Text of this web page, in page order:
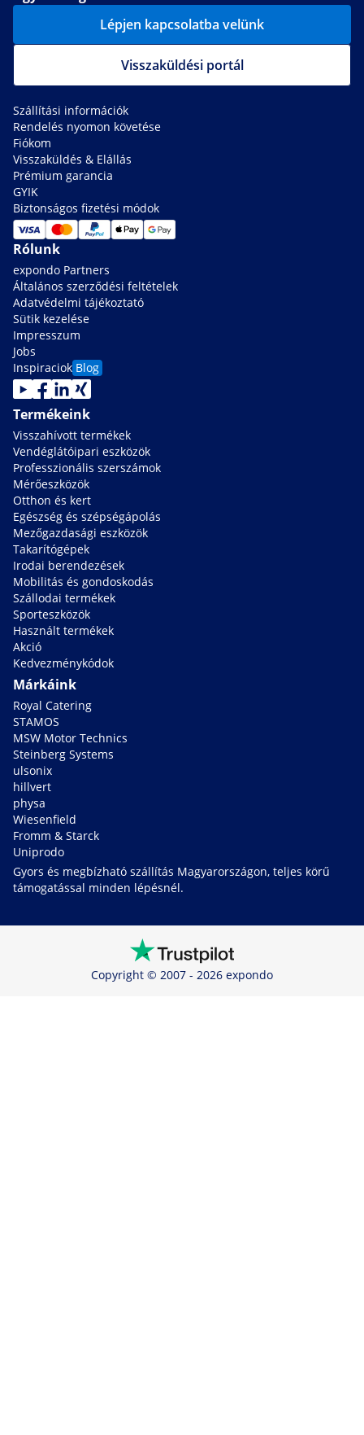
Lépjen kapcsolatba velünk
Visszaküldési portál
Szállítási információk
Rendelés nyomon követése
Fiókom
Visszaküldés & Elállás
Prémium garancia
GYIK
Biztonságos fizetési módok
Rólunk
expondo Partners
Általános szerződési feltételek
Adatvédelmi tájékoztató
Sütik kezelése
Impresszum
Jobs
Inspiraciok Blog
Termékeink
Visszahívott termékek
Vendéglátóipari eszközök
Professzionális szerszámok
Mérőeszközök
Otthon és kert
Egészség és szépségápolás
Mezőgazdasági eszközök
Takarítógépek
Irodai berendezések
Mobilitás és gondoskodás
Szállodai termékek
Sporteszközök
Használt termékek
Akció
Kedvezménykódok
Márkáink
Royal Catering
STAMOS
MSW Motor Technics
Steinberg Systems
ulsonix
hillvert
physa
Wiesenfield
Fromm & Starck
Uniprodo
Gyors és megbízható szállítás Magyarországon, teljes körű
támogatással minden lépésnél.
Copyright © 2007 - 2026 expondo